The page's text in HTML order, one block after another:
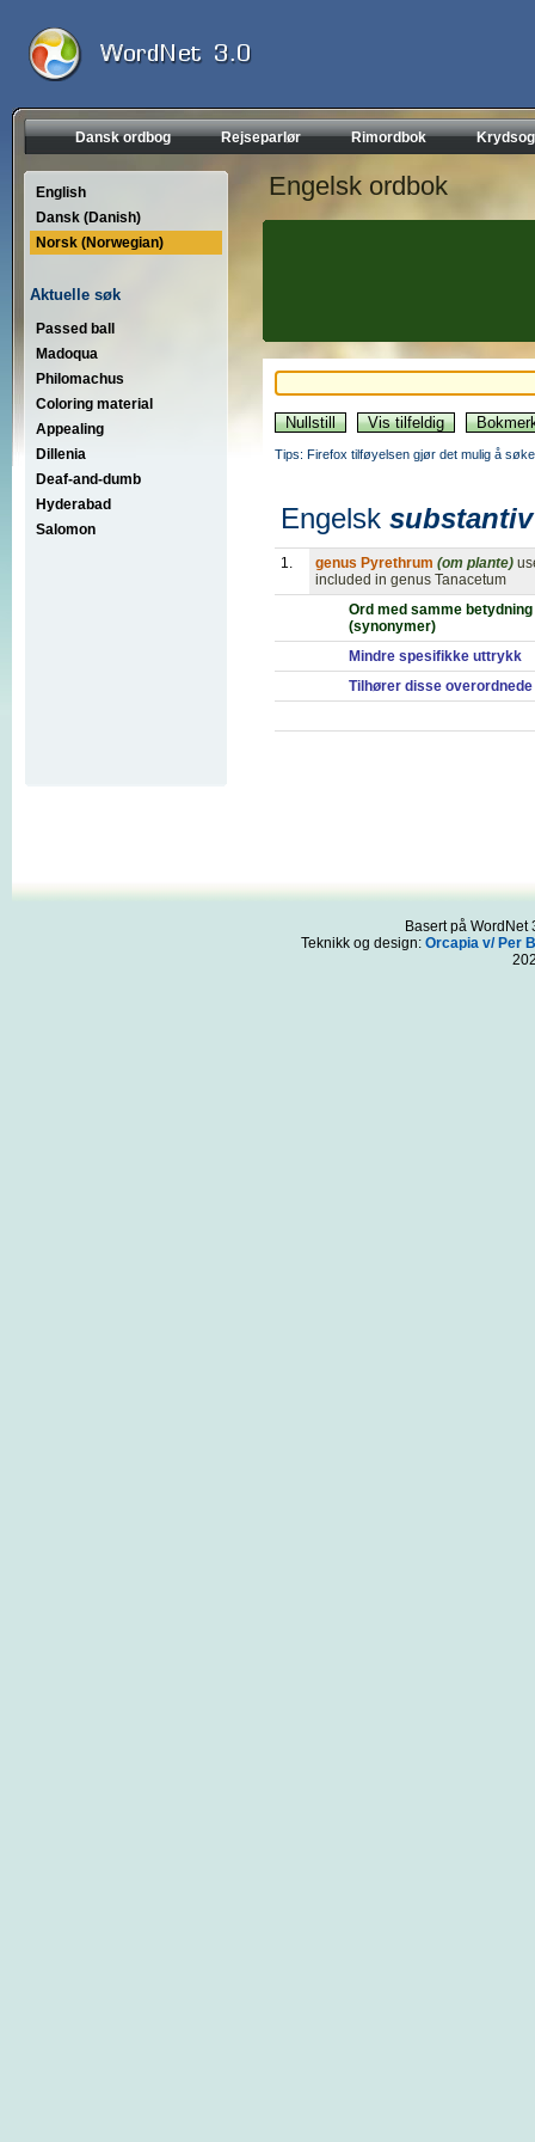
Dansk ordbog Rejseparlør Rimordbok
English
Dansk (Danish)
Norsk (Norwegian)
Aktuelle søk
Passed ball
Madoqua
Philomachus
Coloring material
Appealing
Dillenia
Deaf-and-dumb
Hyderabad
Salomon
Engelsk ordbok
Tips: Firefox tilføyelsen gjør det mulig å
Engelsk substantiv
1. genus Pyrethrum (om plante)
included in genus Tanacetum
Ord med samme betydning
(synonymer)
Mindre spesifikke uttrykk
Tilhører disse
Basert på
Teknikk og design: Orcapia v/ Per